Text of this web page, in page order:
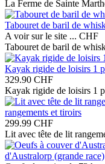
La Ferme de Sainte
Tabouret de baril de
A voir sur le site ... CHF
Tabouret de baril de
Kayak rigide de loisirs 1
329.90 CHF
Kayak rigide de loisirs 1
rangements et tiroirs
299.99 CHF
Lit avec tête de lit
d'Australorp (grande race)